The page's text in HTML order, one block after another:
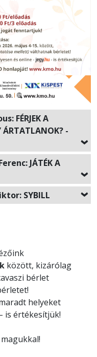
FÉRJEK A
ÁRTATLANOK? -
JÁTÉK A
SYBILL
között, kizárólag
bérlet
helyeket
is értékesítjük!